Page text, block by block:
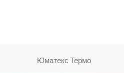
Юматекс Термо